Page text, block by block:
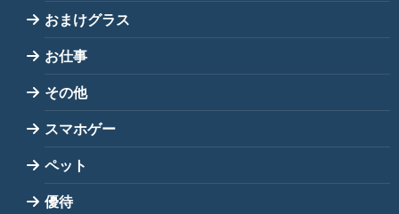
おまけグラス
お仕事
その他
スマホゲー
ペット
優待